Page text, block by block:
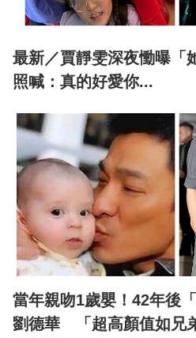
最新／賈靜雯深夜慟曝
照喊：真的好愛你...
當年親吻1歲嬰！42年後
劉德華 「超高顏值如兄